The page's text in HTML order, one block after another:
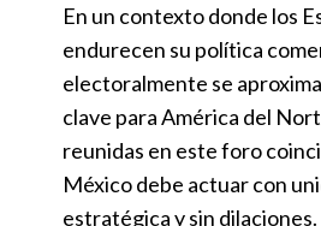
En un contexto donde los
endurecen su política
electoralmente se
clave para América del
reunidas en este foro
México debe actuar con
estratégica y sin dilaciones.